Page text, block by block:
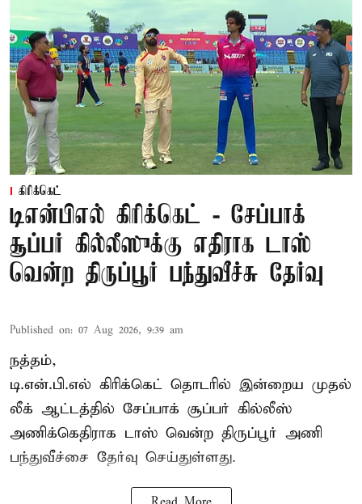
கிரிக்கெட்
டிஎன்பிஎல் கிரிக்கெட் - சேப்பாக்
சூப்பர் கில்லீஸுக்கு எதிராக டாஸ்
வென்ற திருப்பூர் பந்துவீச்சு தேர்வு
Published on: 07 Aug 2026, 9:39 am
நத்தம்,
டி.என்.பி.எல் கிரிக்கெட் தொடரில் இன்றைய முதல்
லீக் ஆட்டத்தில் சேப்பாக் சூப்பர் கில்லீஸ்
அணிக்கெதிராக டாஸ் வென்ற திருப்பூர் அணி
பந்துவீச்சை தேர்வு செய்துள்ளது.